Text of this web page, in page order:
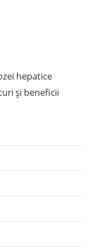
hepatice
și beneficii